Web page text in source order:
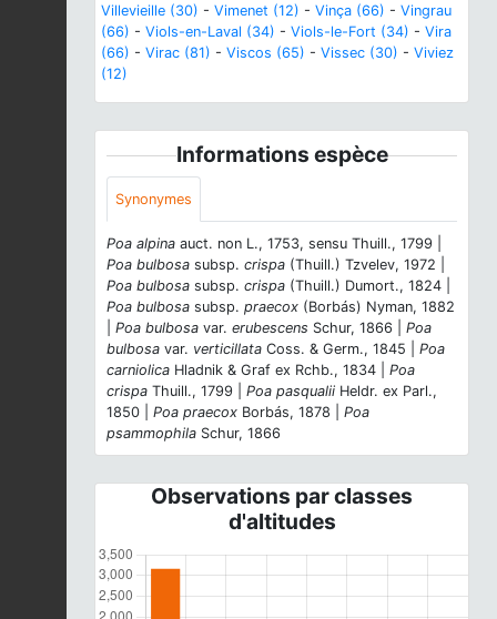
Villevieille (30) - Vimenet (12) - Vinça (66) - Vingrau
(66) - Viols-en-Laval (34) - Viols-le-Fort (34) - Vira
(66) - Virac (81) - Viscos (65) - Vissec (30) - Viviez
(12)
Informations espèce
Synonymes
Poa alpina auct. non L., 1753, sensu Thuill., 1799 |
Poa bulbosa subsp. crispa (Thuill.) Tzvelev, 1972 |
Poa bulbosa subsp. crispa (Thuill.) Dumort., 1824 |
Poa bulbosa subsp. praecox (Borbás) Nyman, 1882
Poa bulbosa var. erubescens Schur, 1866 | Poa
bulbosa var. verticillata Coss. & Germ., 1845 | Poa
carniolica Hladnik & Graf ex Rchb., 1834 | Poa
crispa Thuill., 1799 | Poa pasqualii Heldr. ex Parl.,
1850 | Poa praecox Borbás, 1878 | Poa
psammophila Schur, 1866
Observations par classes
d'altitudes